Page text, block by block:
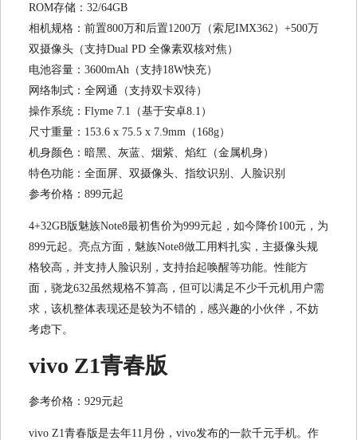
ROM存储：32/64GB
相机规格：前置800万和后置1200万（索尼IMX362）+500万
双摄像头（支持Dual PD 全像素双核对焦）
电池容量：3600mAh（支持18W快充）
网络制式：全网通（支持双卡双待）
操作系统：Flyme 7.1（基于安卓8.1）
尺寸重量：153.6 x 75.5 x 7.9mm（168g）
机身颜色：暗黑、灰蓝、烟紫、焰红（金属机身）
特色功能：全面屏、双摄像头、指纹识别、人脸识别
参考价格：899元起
4+32GB版魅族Note8最初售价为999元起，如今降价100元，为
899元起。亮点方面，魅族Note8做工用料扎实，主摄像头规
格较高，并支持人脸识别，支持抬起唤醒等功能。性能方
面，骁龙632虽然规格不算高，但可以满足不少千元机用户需
求，该机整体表现还是较为不错的，感兴趣的小伙伴，不妨
考虑下。
vivo Z1青春版
参考价格：929元起
vivo Z1青春版是去年11月份，vivo发布的一款千元手机。作